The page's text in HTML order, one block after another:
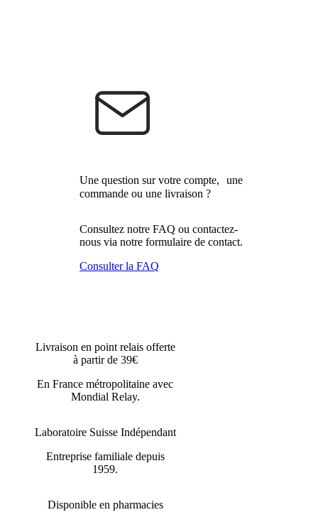
Une question sur votre compte, une
commande ou une livraison ?
Consultez notre FAQ ou contactez-
nous via notre formulaire de contact.
Consulter la FAQ
Livraison en point relais offerte
à partir de 39€
En France métropolitaine avec
Mondial Relay.
Laboratoire Suisse Indépendant
Entreprise familiale depuis
1959.
Disponible en pharmacies